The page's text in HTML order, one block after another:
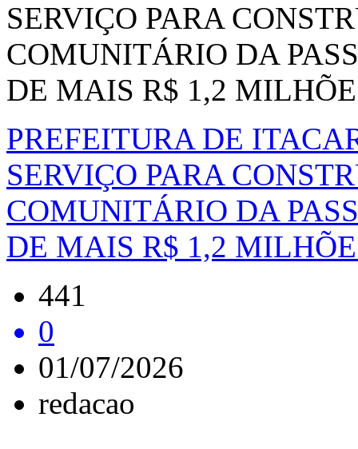
SERVIÇO PARA
COMUNITÁRIO DA
DE MAIS R$ 1,2
PREFEITURA DE
SERVIÇO PARA
COMUNITÁRIO DA
DE MAIS R$ 1,2
441
0
01/07/2026
redacao